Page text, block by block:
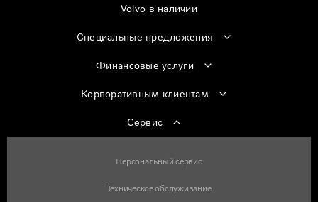
Volvo в наличии
Специальные предложения
Финансовые услуги
Корпоративным клиентам
Сервис
Персональный сервис
Техническое обслуживание